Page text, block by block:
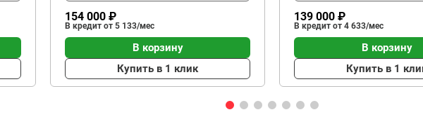
154 000 ₽
В кредит от 5 133/мес
В корзину
Купить в 1 клик
139 000 ₽
В кредит от 4 633/мес
В корзину
Купить в 1